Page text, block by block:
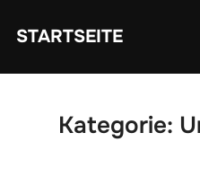
InhaltSTARTSEITE
Kategorie: